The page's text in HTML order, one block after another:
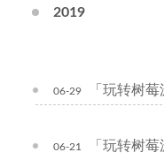
2019
「玩转树
06-29
「玩转树
06-21